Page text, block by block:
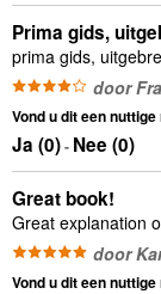
Prima gids,
prima gids,
door
Vond u dit een
Ja (0)- Nee (0)
Great book!
Great explanation
door
Vond u dit een